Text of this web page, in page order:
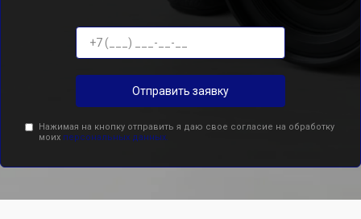
Отправить заявку
Нажимая на кнопку отправить я даю свое согласие на обработку
моих персональных данных.